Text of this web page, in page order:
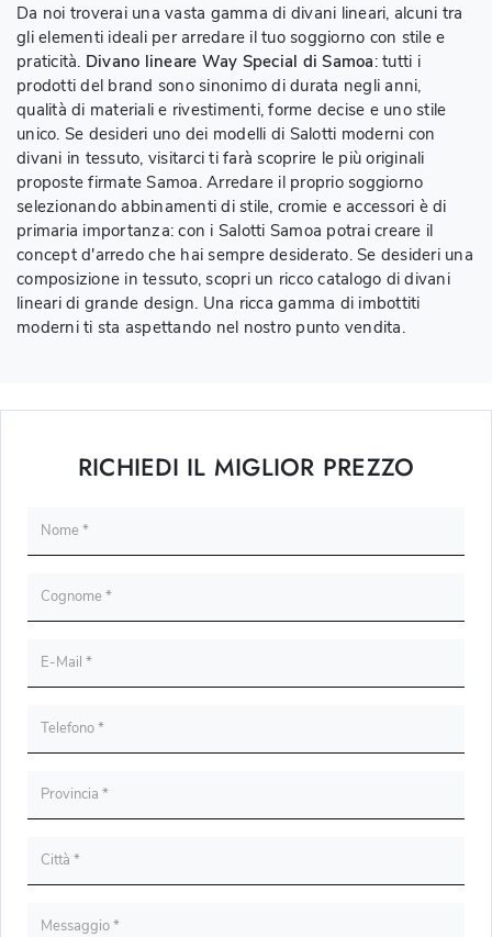
Da noi troverai una vasta gamma di divani lineari, alcuni tra
gli elementi ideali per arredare il tuo soggiorno con stile e
praticità. Divano lineare Way Special di Samoa: tutti i
prodotti del brand sono sinonimo di durata negli anni,
qualità di materiali e rivestimenti, forme decise e uno stile
unico. Se desideri uno dei modelli di Salotti moderni con
divani in tessuto, visitarci ti farà scoprire le più originali
proposte firmate Samoa. Arredare il proprio soggiorno
selezionando abbinamenti di stile, cromie e accessori è di
primaria importanza: con i Salotti Samoa potrai creare il
concept d'arredo che hai sempre desiderato. Se desideri una
composizione in tessuto, scopri un ricco catalogo di divani
lineari di grande design. Una ricca gamma di imbottiti
moderni ti sta aspettando nel nostro punto vendita.
RICHIEDI IL MIGLIOR PREZZO